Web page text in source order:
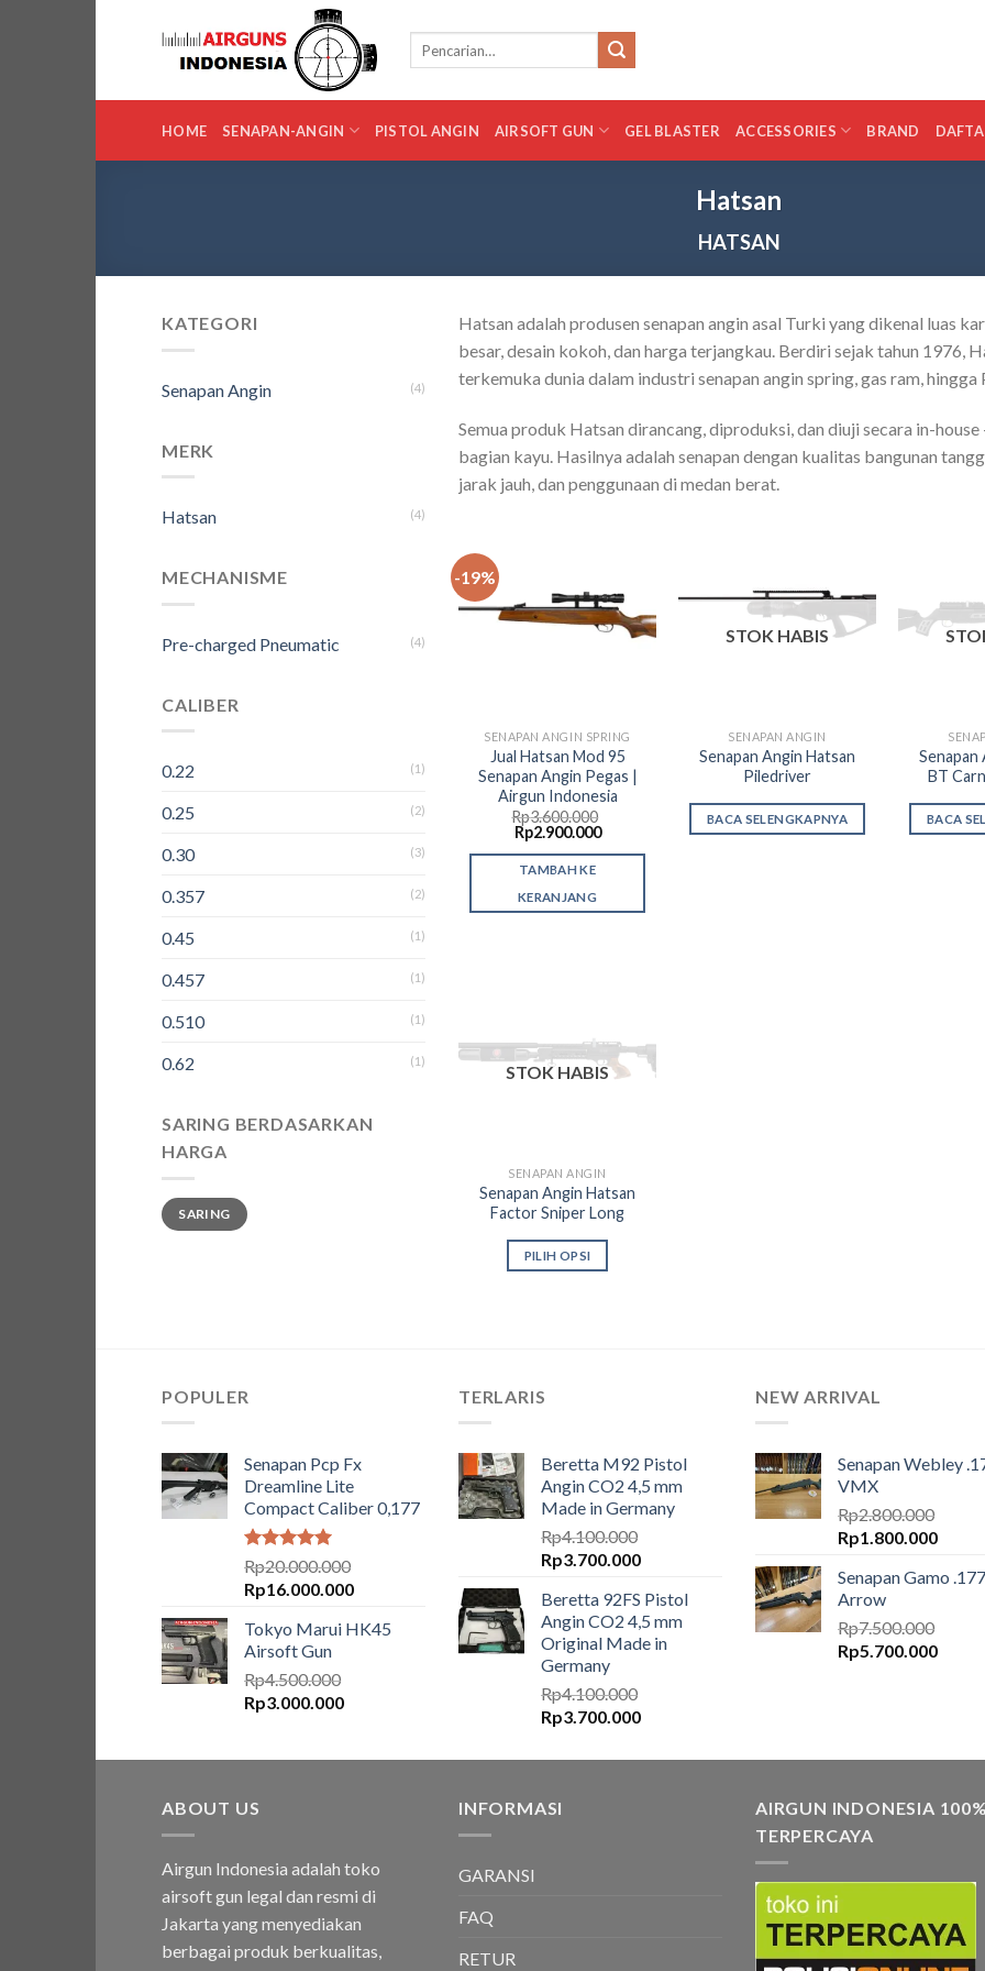
HOME SENAPAN-ANGIN PISTOL ANGIN AIRSOFT GUN GEL BLASTER ACCESSORIES BRAND
Hatsan
HATSAN
KATEGORI
Senapan Angin (4)
MERK
Hatsan (4)
MECHANISME
Pre-charged Pneumatic (4)
CALIBER
0.22 (1)
0.25 (2)
0.30 (3)
0.357 (2)
0.45 (1)
0.457 (1)
0.510 (1)
0.62 (1)
SARING BERDASARKAN
HARGA
Harga
terendah
Harga
tertinggi
SARING
Hatsan adalah produsen senapan angin asal Turki yang dikenal luas
besar, desain kokoh, dan harga terjangkau. Berdiri sejak tahun 1976,
terkemuka dunia dalam industri senapan angin spring, gas ram, hingga
Semua produk Hatsan dirancang, diproduksi, dan diuji secara in-
bagian kayu. Hasilnya adalah senapan dengan kualitas bangunan
jarak jauh, dan penggunaan di medan berat.
-19%
Add to
wishlist
SENAPAN ANGIN SPRING
Jual Hatsan Mod 95
Senapan Angin Pegas |
Airgun Indonesia
Rp3.600.000
Harga
aslinya
adalah:
Rp3.600.000.
Rp2.900.000Harga
TAMBAH KE
KERANJANG
Add to
STOK HABIS
SENAPAN ANGIN
Senapan Angin Hatsan
Piledriver
BACA SELENGKAPNYA
Senapan
BT
BACA
wishlist
STOK HABIS
SENAPAN ANGIN
Senapan Angin Hatsan
Factor Sniper Long
PILIH OPSI
dapat
diambil
di
halaman
produk
POPULER
Senapan Pcp Fx
Dreamline Lite
Compact Caliber 0,177
Dinilai5.00
dari 5
Rp20.000.000
Harga
adalah:
Rp20.000.000.
Rp16.000.000Harga
ini
Tokyo Marui HK45
Airsoft Gun
Rp4.500.000
Harga
Rp3.000.000Harga
TERLARIS
Beretta M92 Pistol
Angin CO2 4,5 mm
Made in Germany
Rp4.100.000
Harga
adalah:
Rp4.100.000.
Rp3.700.000Harga
ini
adalah:
Rp3.700.000.
Beretta 92FS Pistol
Angin CO2 4,5 mm
Original Made in
Germany
Rp4.100.000
Harga
adalah:
Rp3.700.000Harga
ini
NEW ARRIVAL
Senapan Webley
VMX
Rp2.800.000
Harga
adalah:
Rp2.800.000.
Rp1.800.000Harga
ini
Senapan Gamo .177
Arrow
Rp7.500.000
Harga
Rp5.700.000Harga
ABOUT US
Airgun Indonesia adalah toko
airsoft gun legal dan resmi di
Jakarta yang menyediakan
berbagai produk berkualitas,
INFORMASI
GARANSI
FAQ
RETUR
AIRGUN INDONESIA
TERPERCAYA